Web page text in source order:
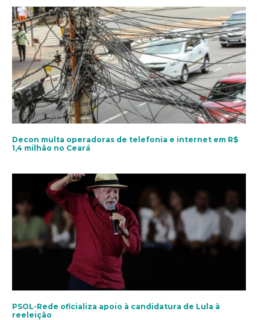
Decon multa operadoras de telefonia e internet em R$
1,4 milhão no Ceará
PSOL-Rede oficializa apoio à candidatura de Lula à
reeleição